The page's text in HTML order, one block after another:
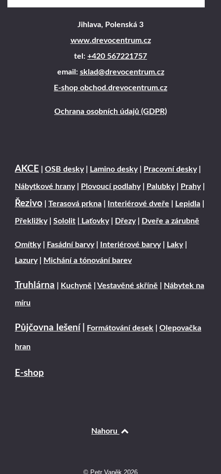
Jihlava, Polenská 3
www.drevocentrum.cz
tel: +420 567221757
email: sklad@drevocentrum.cz
E-shop obchod.drevocentrum.cz
Ochrana osobních údajů (GDPR)
AKCE OSB desky| Lamino desky| Pracovní desky|
Nábytkové hrany| Plovoucí podlahy| Palubky| Prahy|
Řezivo Terasová prkna Interiérové dveře Lepidla
Překližky| Sololit Laťovky| Dřezy| Dveře a zárubně
Omítky| Fasádní barvy| Interiérové barvy| Laky|
Lazury| Michání a tónování barev
Truhlárna Kuchyně Vestavěné skříně Nábytek na
míru
Půjčovna lešení Formátování desek Olepovačka
hran
E-shop
Nahoru
© Petr Vaněk 2026